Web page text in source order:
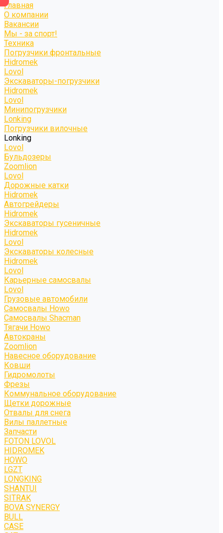
Главная
О компании
Вакансии
Мы - за спорт!
Техника
Погрузчики фронтальные
Hidromek
Lovol
Экскаваторы-погрузчики
Hidromek
Lovol
Минипогрузчики
Lonking
Погрузчики вилочные
Lonking
Lovol
Бульдозеры
Zoomlion
Lovol
Дорожные катки
Hidromek
Автогрейдеры
Hidromek
Экскаваторы гусеничные
Hidromek
Lovol
Экскаваторы колесные
Hidromek
Lovol
Карьерные самосвалы
Lovol
Грузовые автомобили
Самосвалы Howo
Самосвалы Shacman
Тягачи Howo
Автокраны
Zoomlion
Навесное оборудование
Ковши
Гидромолоты
Фрезы
Коммунальное оборудование
Щетки дорожные
Отвалы для снега
Вилы паллетные
Запчасти
FOTON LOVOL
HIDROMEK
HOWO
LGZT
LONGKING
SHANTUI
SITRAK
BOVA SYNERGY
BULL
CASE